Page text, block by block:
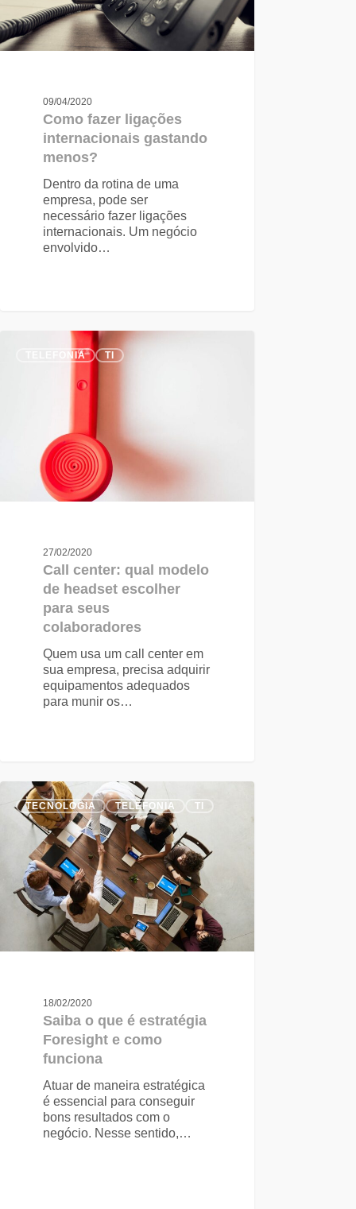
09/04/2020
Como fazer ligações
internacionais gastando
menos?
Dentro da rotina de uma
empresa, pode ser
necessário fazer ligações
internacionais. Um negócio
envolvido…
TELEFONIA TI
27/02/2020
Call center: qual modelo
de headset escolher
para seus
colaboradores
Quem usa um call center em
sua empresa, precisa adquirir
equipamentos adequados
para munir os…
TECNOLOGIA TELEFONIA TI
18/02/2020
Saiba o que é estratégia
Foresight e como
funciona
Atuar de maneira estratégica
é essencial para conseguir
bons resultados com o
negócio. Nesse sentido,…